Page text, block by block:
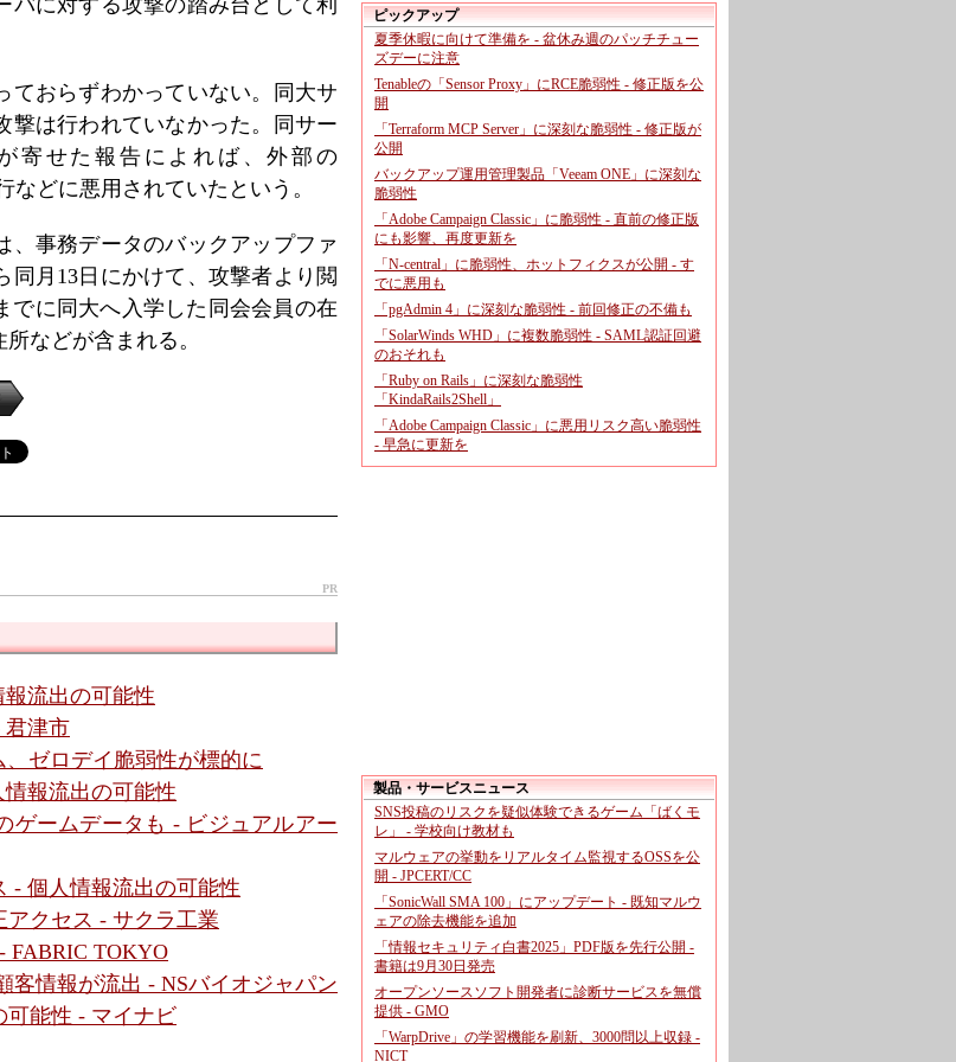
に対する攻撃の踏み台として利
ておらずわかっていない。同大サ
撃は行われていなかった。同サー
寄せた報告によれば、外部の
などに悪用されていたという。
、事務データのバックアップファ
同月13日にかけて、攻撃者より閲
でに同大へ入学した同会会員の在
などが含まれる。
PR
流出の可能性
君津市
ゼロデイ脆弱性が標的に
報流出の可能性
ゲームデータも - ビジュアルアー
- 個人情報流出の可能性
クセス - サクラ工業
FABRIC TOKYO
客情報が流出 - NSバイオジャパン
可能性 - マイナビ
ピックアップ
夏季休暇に向けて準備を - 盆休み週のパッチチュー
ズデーに注意
Tenableの「Sensor Proxy」にRCE脆弱性 - 修正版を公
開
「Terraform MCP Server」に深刻な脆弱性 - 修正版が
公開
バックアップ運用管理製品「Veeam ONE」に深刻な
脆弱性
「Adobe Campaign Classic」に脆弱性 - 直前の修正版
にも影響、再度更新を
「N-central」に脆弱性、ホットフィクスが公開 - す
でに悪用も
「pgAdmin 4」に深刻な脆弱性 - 前回修正の不備も
「SolarWinds WHD」に複数脆弱性 - SAML認証回避
のおそれも
「Ruby on Rails」に深刻な脆弱性
「KindaRails2Shell」
「Adobe Campaign Classic」に悪用リスク高い脆弱性
- 早急に更新を
製品・サービスニュース
SNS投稿のリスクを疑似体験できるゲーム「ばくモ
レ」 - 学校向け教材も
マルウェアの挙動をリアルタイム監視するOSSを公
開 - JPCERT/CC
「SonicWall SMA 100」にアップデート - 既知マルウ
ェアの除去機能を追加
「情報セキュリティ白書2025」PDF版を先行公開 -
書籍は9月30日発売
オープンソースソフト開発者に診断サービスを無償
提供 - GMO
「WarpDrive」の学習機能を刷新、3000問以上収録 -
NICT